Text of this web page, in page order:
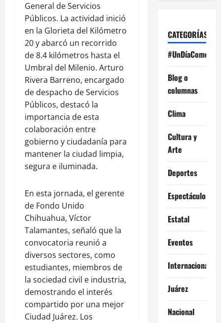
General de Servicios
Públicos. La actividad inició
en la Glorieta del Kilómetro
20 y abarcó un recorrido
de 8.4 kilómetros hasta el
Umbral del Milenio. Arturo
Rivera Barreno, encargado
de despacho de Servicios
Públicos, destacó la
importancia de esta
colaboración entre
gobierno y ciudadanía para
mantener la ciudad limpia,
segura e iluminada.
En esta jornada, el gerente
de Fondo Unido
Chihuahua, Víctor
Talamantes, señaló que la
convocatoria reunió a
diversos sectores, como
estudiantes, miembros de
la sociedad civil e industria,
demostrando el interés
compartido por una mejor
Ciudad Juárez. Los
CATEGORÍAS
#UnDíaComoHoy
Blog o
columnas
Clima
Cultura y
Arte
Deportes
Espectáculos
Estatal
Eventos
Internacional
Juárez
Nacional